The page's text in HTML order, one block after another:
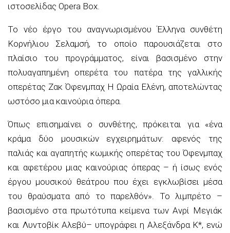
ιστοσελίδας Opera Box.
Το νέο έργο του αναγνωρισμένου Έλληνα συνθέτη
Κορνήλιου Σελαμσή, το οποίο παρουσιάζεται στο
πλαίσιο του προγράμματος, είναι βασισμένο στην
πολυαγαπημένη οπερέτα του πατέρα της γαλλικής
οπερέτας Ζακ Όφενμπαχ Η Ωραία Ελένη, αποτελώντας
ωστόσο μια καινούρια όπερα.
Όπως επισημαίνει ο συνθέτης, πρόκειται για «ένα
κράμα δύο μουσικών εγχειρημάτων: αφενός της
παλιάς και αγαπητής κωμικής οπερέτας του Όφενμπαχ
και αφετέρου μιας καινούριας όπερας – ή ίσως ενός
έργου μουσικού θεάτρου που έχει εγκλωβίσει μέσα
του θραύσματα από το παρελθόν». Το λιμπρέτο –
βασισμένο στα πρωτότυπα κείμενα των Ανρί Μεγιάκ
και Λυντοβίκ Αλεβύ– υπογράφει η Αλεξάνδρα Κ*, ενώ